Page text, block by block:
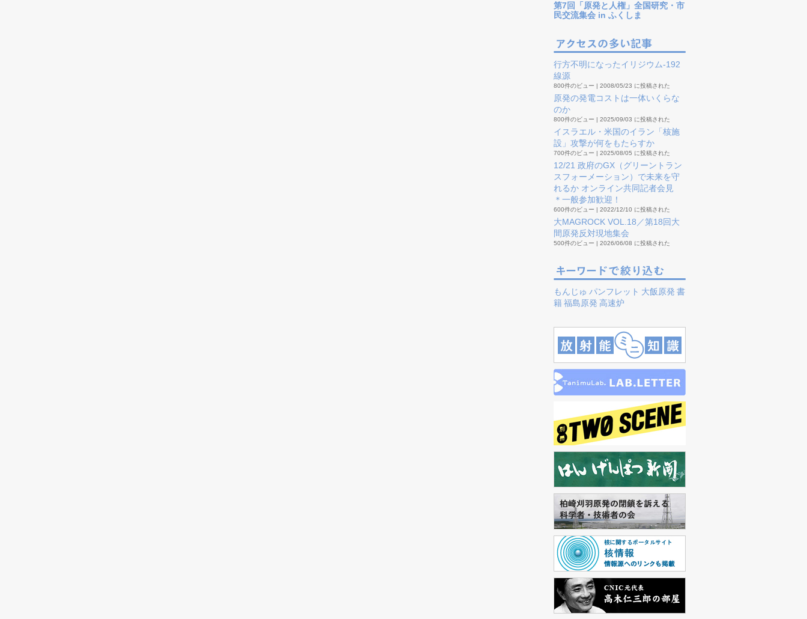
第7回「原発と人権」全国研究・市
民交流集会 in ふくしま
行方不明になったイリジウム-192
線源
800件のビュー | 2008/05/23 に投稿された
原発の発電コストは一体いくらな
のか
800件のビュー | 2025/09/03 に投稿された
イスラエル・米国のイラン「核施
設」攻撃が何をもたらすか
700件のビュー | 2025/08/05 に投稿された
12/21 政府のGX（グリーントラン
スフォーメーション）で未来を守
れるか オンライン共同記者会見
＊一般参加歓迎！
600件のビュー | 2022/12/10 に投稿された
大MAGROCK VOL.18／第18回大
間原発反対現地集会
500件のビュー | 2026/06/08 に投稿された
もんじゅ パンフレット 大飯原発 書
籍福島原発 高速炉